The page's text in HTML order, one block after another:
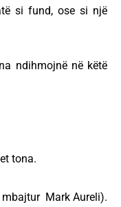
si fund, ose si një
ndihmojnë në këtë
tona.
mbajtur Mark Aureli).